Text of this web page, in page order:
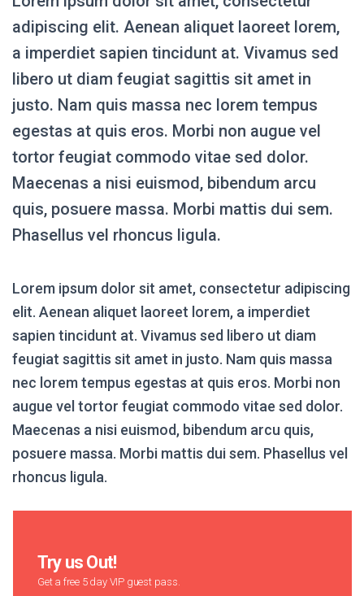
adipiscing elit. Aenean aliquet laoreet lorem,
a imperdiet sapien tincidunt at. Vivamus sed
libero ut diam feugiat sagittis sit amet in
justo. Nam quis massa nec lorem tempus
egestas at quis eros. Morbi non augue vel
tortor feugiat commodo vitae sed dolor.
Maecenas a nisi euismod, bibendum arcu
quis, posuere massa. Morbi mattis dui sem.
Phasellus vel rhoncus ligula.
Lorem ipsum dolor sit amet, consectetur adipiscing
elit. Aenean aliquet laoreet lorem, a imperdiet
sapien tincidunt at. Vivamus sed libero ut diam
feugiat sagittis sit amet in justo. Nam quis massa
nec lorem tempus egestas at quis eros. Morbi non
augue vel tortor feugiat commodo vitae sed dolor.
Maecenas a nisi euismod, bibendum arcu quis,
posuere massa. Morbi mattis dui sem. Phasellus vel
rhoncus ligula.
Try us Out!
Get a free 5 day VIP guest pass.